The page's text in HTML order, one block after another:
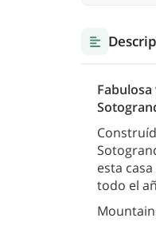
esta
todo el